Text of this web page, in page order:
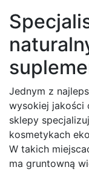
Jednym z
wysokiej jakości
sklepy
kosmetykach
W takich
ma gruntowną